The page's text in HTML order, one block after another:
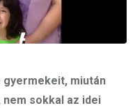
gyermekeit, miután
sokkal az idei